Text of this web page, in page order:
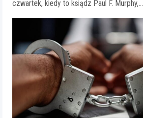
czwartek, kiedy to ksiądz Paul F. Murphy,…